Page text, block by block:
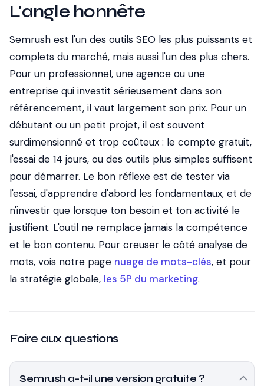
L'angle honnête
Semrush est l'un des outils SEO les plus puissants et
complets du marché, mais aussi l'un des plus chers.
Pour un professionnel, une agence ou une
entreprise qui investit sérieusement dans son
référencement, il vaut largement son prix. Pour un
débutant ou un petit projet, il est souvent
surdimensionné et trop coûteux : le compte gratuit,
l'essai de 14 jours, ou des outils plus simples suffisent
pour démarrer. Le bon réflexe est de tester via
l'essai, d'apprendre d'abord les fondamentaux, et de
n'investir que lorsque ton besoin et ton activité le
justifient. L'outil ne remplace jamais la compétence
et le bon contenu. Pour creuser le côté analyse de
mots, vois notre page nuage de mots-clés, et pour
la stratégie globale, les 5P du marketing.
Foire aux questions
Semrush a-t-il une version gratuite ?